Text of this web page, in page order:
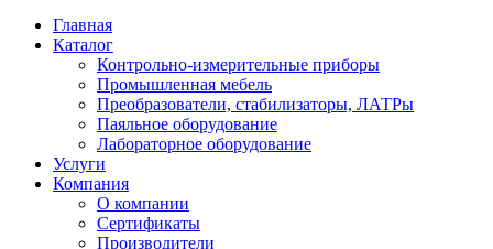
Главная
Каталог
Контрольно-измерительные приборы
Промышленная мебель
Преобразователи, стабилизаторы, ЛАТРы
Паяльное оборудование
Лабораторное оборудование
Услуги
Компания
О компании
Сертификаты
Производители